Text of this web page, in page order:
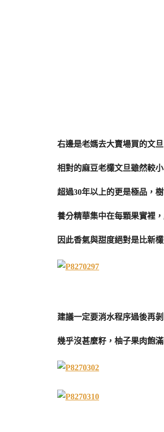
右邊是老媽去大賣場買的文
相對的麻豆老欉文旦雖然較
超過30年以上的更是極品，
養分精華集中在每顆果實裡
因此香氣與甜度絕對是比新
建議一定要消水程序過後再
幾乎沒甚麼籽，柚子果肉飽